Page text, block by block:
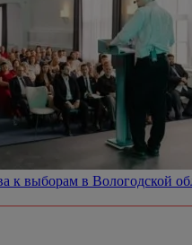
к выборам в Вологодской